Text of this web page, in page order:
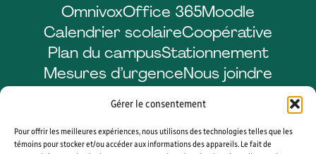
Gérer le consentement
Pour offrir les meilleures expériences, nous utilisons des technologies telles que les
témoins pour stocker et/ou accéder aux informations des appareils. Le fait de
OmnivoxOffice 365Moodle
Calendrier scolaireCoopérative
Plan du campusStationnement
Mesures d’urgenceNous joindre
FacebookLinkedInInstagramYouTube